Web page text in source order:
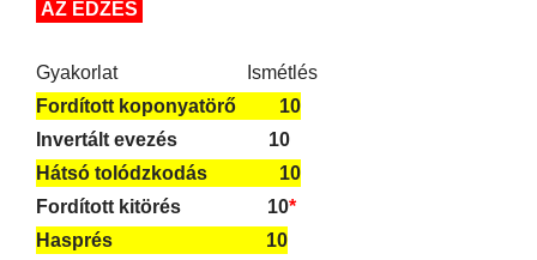
AZ EDZÉS
Gyakorlat Ismétlés
Fordított koponyatörő 10
Invertált evezés 10
Hátsó tolódzkodás 10
Fordított kitörés 10*
Hasprés 10